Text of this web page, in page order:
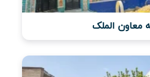
معاون الملک